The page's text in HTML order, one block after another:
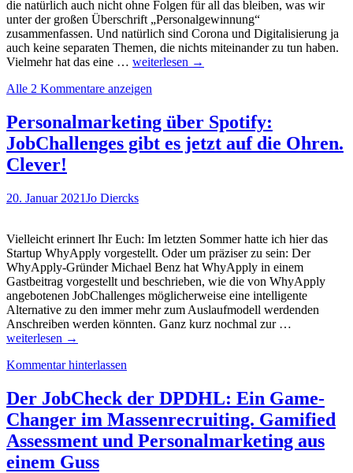
die natürlich auch nicht ohne Folgen für all das bleiben, was wir
unter der großen Überschrift „Personalgewinnung“
zusammenfassen. Und natürlich sind Corona und Digitalisierung ja
auch keine separaten Themen, die nichts miteinander zu tun haben.
Vielmehr hat das eine … Trends
(Azubi-)Recruiting:
Studienergebnisse
beleuchten
(auch)
weiterlesen →
Alle 2 Kommentare anzeigen
Personalmarketing über Spotify:
JobChallenges gibt es jetzt auf die Ohren.
Clever!
20. Januar 2021Jo Diercks
Vielleicht erinnert Ihr Euch: Im letzten Sommer hatte ich hier das
Startup WhyApply vorgestellt. Oder um präziser zu sein: Der
WhyApply-Gründer Michael Benz hat WhyApply in einem
Gastbeitrag vorgestellt und beschrieben, wie die von WhyApply
angebotenen JobChallenges möglicherweise eine intelligente
Alternative zu den immer mehr zum Auslaufmodell werdenden
Anschreiben werden könnten. Ganz kurz nochmal zur …
es
jetzt
auf
die
Ohren.
weiterlesen →
Kommentar hinterlassen
Der JobCheck der DPDHL: Ein Game-
Changer im Massenrecruiting. Gamified
Assessment und Personalmarketing aus
einem Guss